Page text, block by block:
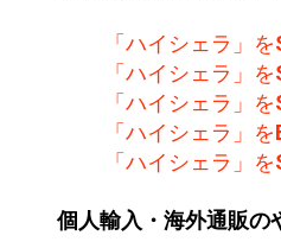
「ハイシェラ」を
「ハイシェラ」を
「ハイシェラ」を
「ハイシェラ」を
「ハイシェラ」を
個人輸入・海外通販の